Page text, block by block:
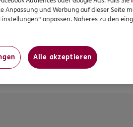
Unsere Agentur
und Werbung auf dieser Seite
anpassen. Näheres zu den
Alle akzeptieren